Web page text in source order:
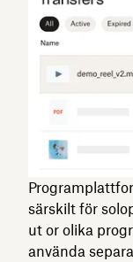
särskilt för
ut or olika
använda